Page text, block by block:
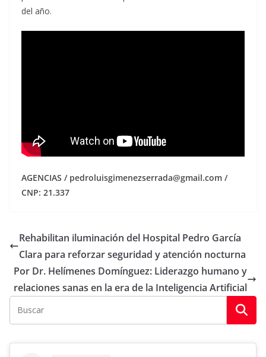
del año.
AGENCIAS / pedroluisgimenezserrada@gmail.com /
CNP: 21.337
Rehabilitan iluminación del Hospital Pedro García
Clara para reforzar seguridad y atención nocturna
Por Dr. Helímenes Domínguez: Liderazgo humano y
relaciones sanas en la era de la Inteligencia Artificial